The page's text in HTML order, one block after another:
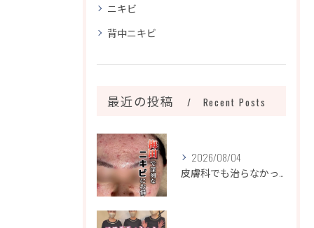
ニキビ
背中ニキビ
最近の投稿 Recent Posts
2026/08/04
皮膚科でも治らなかったニキビ、諦めるのはまだ早いです！